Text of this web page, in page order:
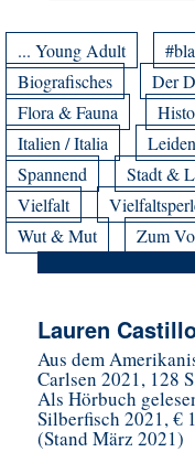
... Young Adult
Biografisches
Der
Flora & Fauna
Italien / Italia
Spannend
Stadt &
Vielfalt
Wut & Mut
Zum
Lauren
Aus dem
Carlsen 2021, 128
Als Hörbuch
Silberfisch 2021, €
(Stand März 2021)